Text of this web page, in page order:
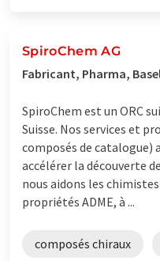
SpiroChem AG
Fabricant, Pharma,
SpiroChem est un ORC
Suisse. Nos services et
composés de catalogue)
accélérer la découverte
nous aidons les
propriétés ADME, à ...
composés chiraux